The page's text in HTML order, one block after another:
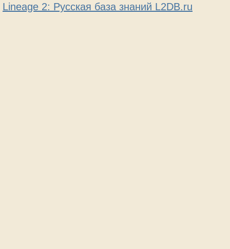
Lineage 2: Русская база знаний L2DB.ru